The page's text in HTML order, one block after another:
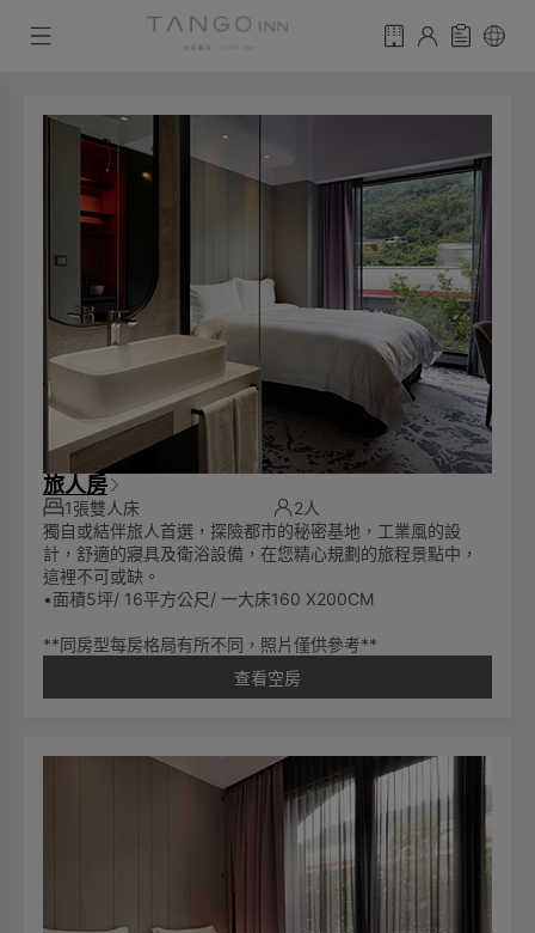
旅人房
1張雙人床
2人
獨自或結伴旅人首選，探險都市的秘密基地，工業風的設
計，舒適的寢具及衛浴設備，在您精心規劃的旅程景點中，
這裡不可或缺。
•面積5坪/ 16平方公尺/ 一大床160 X200CM
**同房型每房格局有所不同，照片僅供參考**
查看空房